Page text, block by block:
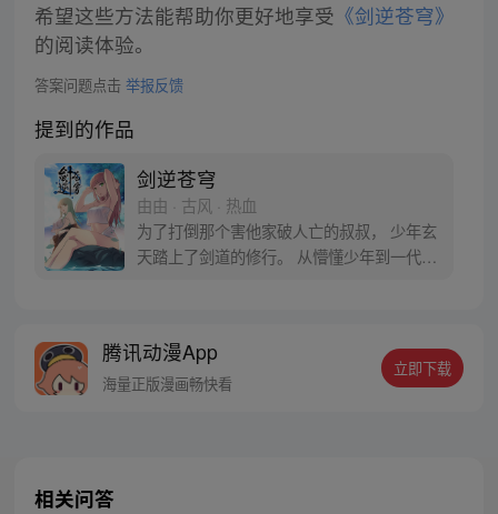
希望这些方法能帮助你更好地享受 《剑逆苍穹》
的阅读体验。
答案问题点击 举报反馈
提到的作品
剑逆苍穹
由由 · 古风 · 热血
为了打倒那个害他家破人亡的叔叔， 少年玄
天踏上了剑道的修行。 从懵懂少年到一代剑
腾讯动漫App
海量正版漫画畅快看
立即下载
相关问答